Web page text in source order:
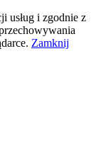
usług i zgodnie z
Zamknij